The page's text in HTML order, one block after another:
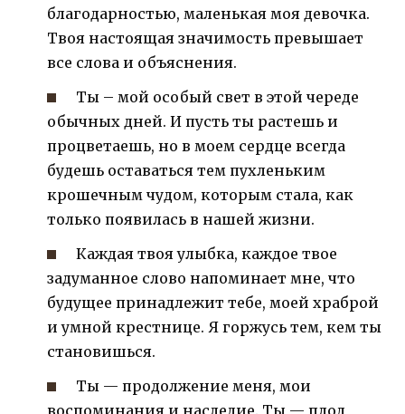
благодарностью, маленькая моя девочка.
Твоя настоящая значимость превышает
все слова и объяснения.
Ты – мой особый свет в этой череде
обычных дней. И пусть ты растешь и
процветаешь, но в моем сердце всегда
будешь оставаться тем пухленьким
крошечным чудом, которым стала, как
только появилась в нашей жизни.
Каждая твоя улыбка, каждое твое
задуманное слово напоминает мне, что
будущее принадлежит тебе, моей храброй
и умной крестнице. Я горжусь тем, кем ты
становишься.
Ты — продолжение меня, мои